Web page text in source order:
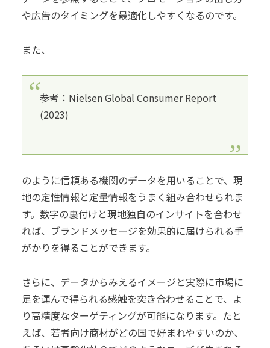
や広告のタイミングを最適化しやすくなるのです。
また、
参考：Nielsen Global Consumer Report
(2023)
のように信頼ある機関のデータを用いることで、現
地の定性情報と定量情報をうまく組み合わせられま
す。数字の裏付けと現地独自のインサイトを合わせ
れば、ブランドメッセージを効果的に届けられる手
がかりを得ることができます。
さらに、データからみえるイメージと実際に市場に
足を運んで得られる感触を突き合わせることで、よ
り高精度なターゲティングが可能になります。たと
えば、若者向け商材がどの国で好まれやすいのか、